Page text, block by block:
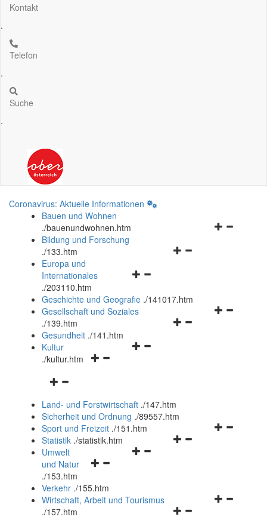
Kontakt
.
Telefon
.
Suche
.
Coronavirus: Aktuelle Informationen
Bauen und Wohnen
./bauenundwohnen.htm
Navigationsmenü
Bildung und Forschung
./133.htm
Navigationsmenü
und
schließen
Europa und
Internationales
./203110.htm
Geschichte und Geografie ./141017.htm
Navigationsmenü
Gesellschaft und Soziales
./139.htm
Navigationsmenü
Gesundheit ./141.htm
Navigationsmenü
Kultur
./kultur.htm
Navigationsmenü
und
schließen
Land- und Forstwirtschaft ./147.htm
Sicherheit und Ordnung ./89557.htm
Navigationsmenü
Sport und Freizeit ./151.htm
Navigationsmenü
Statistik ./statistik.htm
Navigationsmenü
und
schließen
Umwelt
und Natur
./153.htm
Verkehr ./155.htm
Navigationsmenü
Wirtschaft, Arbeit und Tourismus
./157.htm